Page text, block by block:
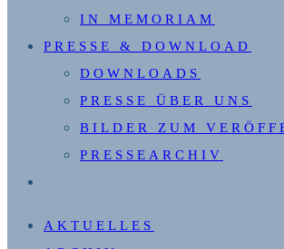
IN MEMORIAM
PRESSE & DOWNLOAD
DOWNLOADS
PRESSE ÜBER UNS
BILDER ZUM
PRESSEARCHIV
UMSCHALTEN
AKTUELLES